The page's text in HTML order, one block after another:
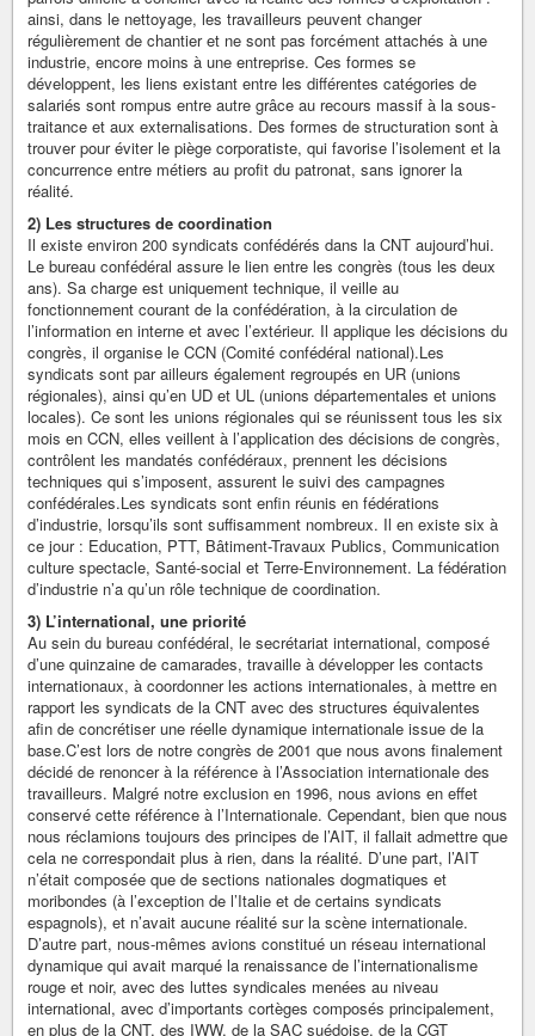
ainsi, dans le nettoyage, les travailleurs peuvent changer
régulièrement de chantier et ne sont pas forcément attachés à une
industrie, encore moins à une entreprise. Ces formes se
développent, les liens existant entre les différentes catégories de
salariés sont rompus entre autre grâce au recours massif à la sous-
traitance et aux externalisations. Des formes de structuration sont à
trouver pour éviter le piège corporatiste, qui favorise l’isolement et la
concurrence entre métiers au profit du patronat, sans ignorer la
réalité.
2) Les structures de coordination
Il existe environ 200 syndicats confédérés dans la CNT aujourd’hui.
Le bureau confédéral assure le lien entre les congrès (tous les deux
ans). Sa charge est uniquement technique, il veille au
fonctionnement courant de la confédération, à la circulation de
l’information en interne et avec l’extérieur. Il applique les décisions du
congrès, il organise le CCN (Comité confédéral national).Les
syndicats sont par ailleurs également regroupés en UR (unions
régionales), ainsi qu’en UD et UL (unions départementales et unions
locales). Ce sont les unions régionales qui se réunissent tous les six
mois en CCN, elles veillent à l’application des décisions de congrès,
contrôlent les mandatés confédéraux, prennent les décisions
techniques qui s’imposent, assurent le suivi des campagnes
confédérales.Les syndicats sont enfin réunis en fédérations
d’industrie, lorsqu’ils sont suffisamment nombreux. Il en existe six à
ce jour : Education, PTT, Bâtiment-Travaux Publics, Communication
culture spectacle, Santé-social et Terre-Environnement. La fédération
d’industrie n’a qu’un rôle technique de coordination.
3) L’international, une priorité
Au sein du bureau confédéral, le secrétariat international, composé
d’une quinzaine de camarades, travaille à développer les contacts
internationaux, à coordonner les actions internationales, à mettre en
rapport les syndicats de la CNT avec des structures équivalentes
afin de concrétiser une réelle dynamique internationale issue de la
base.C’est lors de notre congrès de 2001 que nous avons finalement
décidé de renoncer à la référence à l’Association internationale des
travailleurs. Malgré notre exclusion en 1996, nous avions en effet
conservé cette référence à l’Internationale. Cependant, bien que nous
nous réclamions toujours des principes de l’AIT, il fallait admettre que
cela ne correspondait plus à rien, dans la réalité. D’une part, l’AIT
n’était composée que de sections nationales dogmatiques et
moribondes (à l’exception de l’Italie et de certains syndicats
espagnols), et n’avait aucune réalité sur la scène internationale.
D’autre part, nous-mêmes avions constitué un réseau international
dynamique qui avait marqué la renaissance de l’internationalisme
rouge et noir, avec des luttes syndicales menées au niveau
international, avec d’importants cortèges composés principalement,
en plus de la CNT, des IWW, de la SAC suédoise, de la CGT